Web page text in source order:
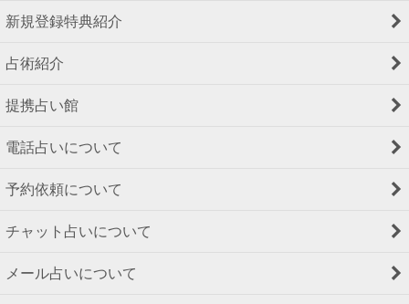
新規登録特典紹介
占術紹介
提携占い館
電話占いについて
予約依頼について
チャット占いについて
メール占いについて